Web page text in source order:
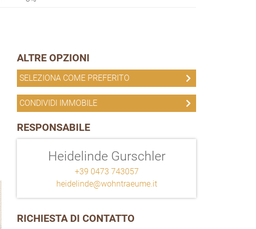
ALTRE OPZIONI
SELEZIONA COME PREFERITO
CONDIVIDI IMMOBILE
RESPONSABILE
Heidelinde Gurschler
+39 0473 743057
heidelinde@wohntraeume.it
RICHIESTA DI CONTATTO